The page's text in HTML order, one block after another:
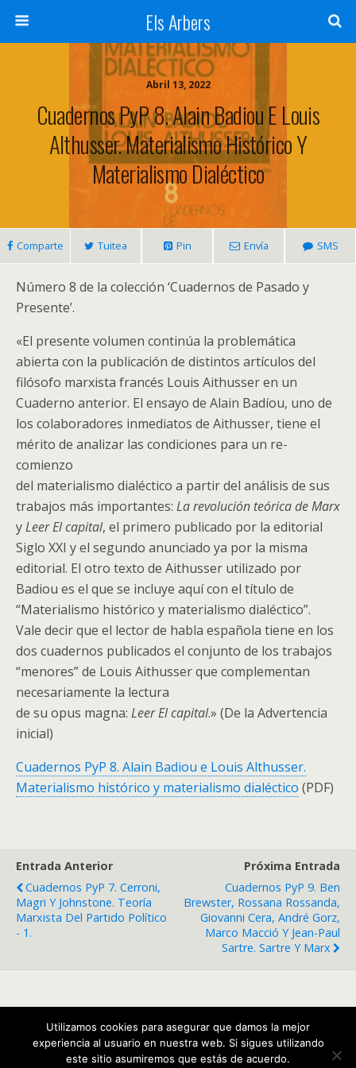
Els Arbers
Abril 13, 2022
Cuadernos PyP 8. Alain Badiou E Louis
Althusser. Materialismo Histórico Y
Materialismo Dialéctico
Comparte Tuitea Pin Envía SMS
Número 8 de la colección ‘Cuadernos de Pasado y
Presente’.
«El presente volumen continúa la problemática
abierta con la publicación de distintos artículos del
filósofo marxista francés Louis Aithusser en un
Cuaderno anterior. El ensayo de Alain Badíou, uno de
los colaboradores inmediatos de Aithusser, tiene el
mérito de analizar las condiciones para un re-
comienzo
del materialismo dialéctico a partir del análisis de sus
trabajos más importantes: La revolución teórica de Marx
yLeer El capital, el primero publicado por la editorial
Siglo XXI y el segundo anunciado ya por la misma
editorial. El otro texto de Aithusser utilizado por
Badiou es el que se incluye aquí con el título de
“Materialismo histórico y materialismo dialéctico”.
Vale decir que el lector de habla española tiene en los
dos cuadernos publicados el conjunto de los trabajos
“menores” de Louis Aithusser que complementan
necesariamente la lectura
de su opus magna: Leer El capital.» (De la Advertencia
inicial)
Cuadernos PyP 8. Alain Badiou e Louis Althusser.
Materialismo histórico y materialismo dialéctico (PDF)
Entrada Anterior
Cuadernos PyP 7. Cerroni,
Magri Y Johnstone. Teoría
Marxista Del Partido Político
- 1.
Próxima Entrada
Cuadernos PyP 9. Ben
Brewster, Rossana Rossanda,
Giovanni Cera, André Gorz,
Marco Macció Y Jean-Paul
Sartre. Sartre Y Marx
Móvil Escritorio
Utilizamos cookies para asegurar que damos la mejor
experiencia al usuario en nuestra web. Si sigues utilizando
este sitio asumiremos que estás de acuerdo.